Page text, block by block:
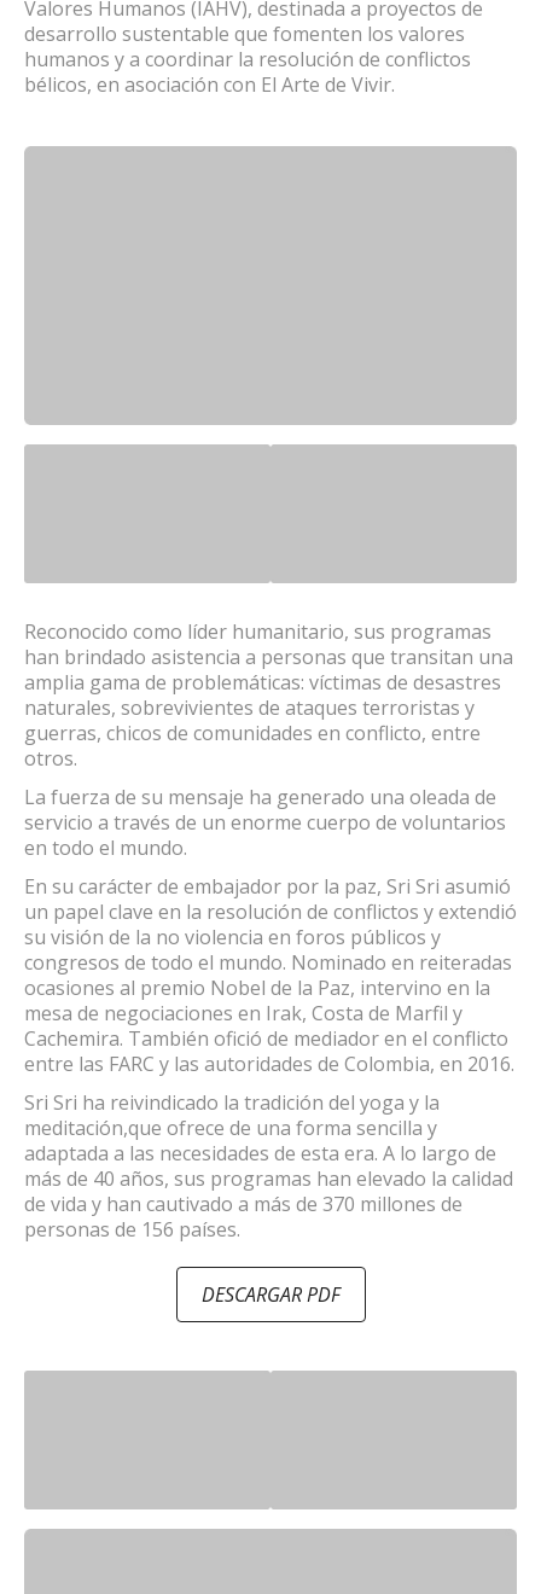
Valores Humanos (IAHV), destinada a proyectos de
desarrollo sustentable que fomenten los valores
humanos y a coordinar la resolución de conflictos
bélicos, en asociación con El Arte de Vivir.
Reconocido como líder humanitario, sus programas
han brindado asistencia a personas que transitan una
amplia gama de problemáticas: víctimas de desastres
naturales, sobrevivientes de ataques terroristas y
guerras, chicos de comunidades en conflicto, entre
otros.
La fuerza de su mensaje ha generado una oleada de
servicio a través de un enorme cuerpo de voluntarios
en todo el mundo.
En su carácter de embajador por la paz, Sri Sri asumió
un papel clave en la resolución de conflictos y extendió
su visión de la no violencia en foros públicos y
congresos de todo el mundo. Nominado en reiteradas
ocasiones al premio Nobel de la Paz, intervino en la
mesa de negociaciones en Irak, Costa de Marfil y
Cachemira. También ofició de mediador en el conflicto
entre las FARC y las autoridades de Colombia, en 2016.
Sri Sri ha reivindicado la tradición del yoga y la
meditación,que ofrece de una forma sencilla y
adaptada a las necesidades de esta era. A lo largo de
más de 40 años, sus programas han elevado la calidad
de vida y han cautivado a más de 370 millones de
personas de 156 países.
DESCARGAR PDF